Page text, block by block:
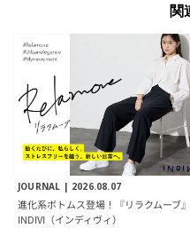
関
JOURNAL | 2026.08.07
進化系ボトムス登場！『リラクムーブ
INDIVI（インディヴィ）